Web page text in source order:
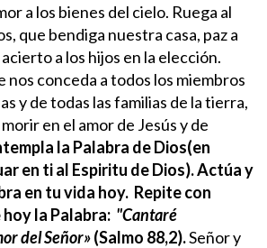
a los bienes del cielo. Ruega al
que bendiga nuestra casa, paz a
a los hijos en la elección.
nos conceda a todos los miembros
y de todas las familias de la tierra,
en el amor de Jesús y de
la Palabra de Dios(en
en ti al Espiritu de Dios). Actúa y
en tu vida hoy. Repite con
la Palabra: "Cantaré
del Señor»(Salmo 88,2).Señor y